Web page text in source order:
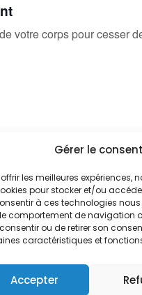
Gérer le
offrir les meilleures
pour stocker et/ou
à ces technologies
comportement de navigation
ou de retirer son
caractéristiques et
Accepter
votre corps pour cesser
Restez informés
Abonnez-vous aux
Je m'abonne